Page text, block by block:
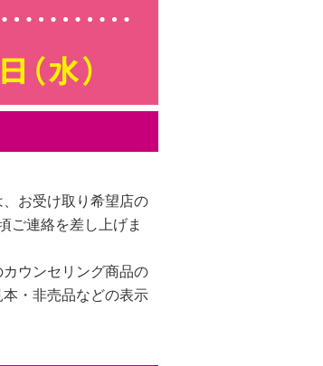
お受け取り希望店の
ご連絡を差し上げま
ウンセリング商品の
・非売品などの表示